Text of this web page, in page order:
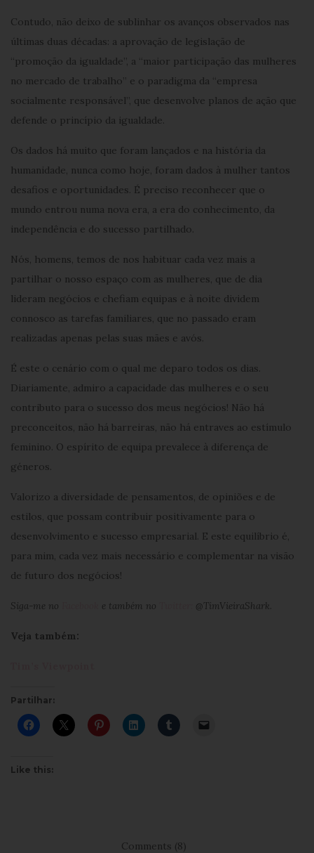
Contudo, não deixo de sublinhar os avanços observados nas
últimas duas décadas: a aprovação de legislação de
“promoção da igualdade”, a “maior participação das mulheres
no mercado de trabalho” e o paradigma da “empresa
socialmente responsável”, que desenvolve planos de ação que
defende o princípio da igualdade.
Os dados há muito que foram lançados e na história da
humanidade, nunca como hoje, foram dados à mulher tantos
desafios e oportunidades. É preciso reconhecer que o
mundo entrou numa nova era, a era do conhecimento, da
independência e do sucesso partilhado.
Nós, homens, temos de nos habituar cada vez mais a
partilhar o nosso espaço com as mulheres, que de dia
lideram negócios e chefiam equipas e à noite dividem
connosco as tarefas familiares, que no passado eram
realizadas apenas pelas suas mães e avós.
É este o cenário com o qual me deparo todos os dias.
Diariamente, admiro a capacidade das mulheres e o seu
contributo para o sucesso dos meus negócios! Não há
preconceitos, não há barreiras, não há entraves ao estímulo
feminino. O espírito de equipa prevalece à diferença de
géneros.
Valorizo a diversidade de pensamentos, de opiniões e de
estilos, que possam contribuir positivamente para o
desenvolvimento e sucesso empresarial. E este equilíbrio é,
para mim, cada vez mais necessário e complementar na visão
de futuro dos negócios!
Siga-me no e também no @TimVieiraShark.
Veja também:
Partilhar:
Like this:
Comments (8)